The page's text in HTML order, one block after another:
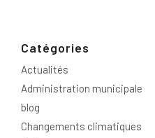
Catégories
Actualités
Administration municipale
blog
Changements climatiques